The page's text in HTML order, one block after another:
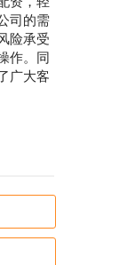
司的需
险承受
作。同
广大客